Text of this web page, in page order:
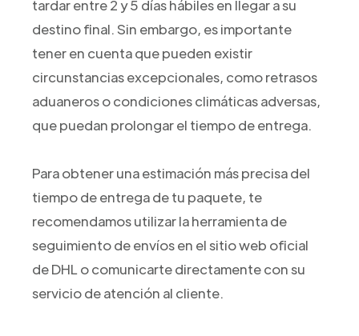
tardar entre 2 y 5 días hábiles en llegar a su
destino final. Sin embargo, es importante
tener en cuenta que pueden existir
circunstancias excepcionales, como retrasos
aduaneros o condiciones climáticas adversas,
que puedan prolongar el tiempo de entrega.
Para obtener una estimación más precisa del
tiempo de entrega de tu paquete, te
recomendamos utilizar la herramienta de
seguimiento de envíos en el sitio web oficial
de DHL o comunicarte directamente con su
servicio de atención al cliente.